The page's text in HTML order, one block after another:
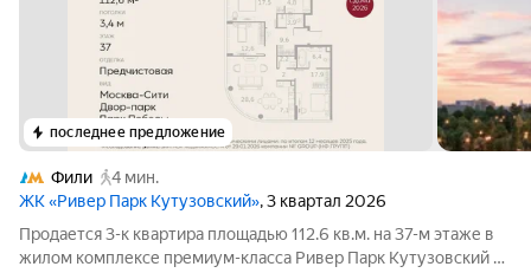
последнее предложение
Фили
4 мин.
ЖК «Ривер Парк Кутузовский», 3 квартал 2026
Продается 3-к квартира площадью 112.6 кв.м. на 37-м этаже в
жилом комплексе премиум-класса Ривер Парк Кутузовский в